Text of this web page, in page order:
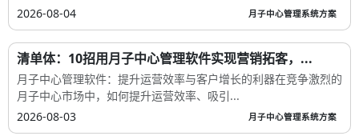
2026-08-04
月子中心管理系统方案
清单体：10招用月子中心管理软件实现营销拓客，...
月子中心管理软件：提升运营效率与客户增长的利器在竞争激烈的
月子中心市场中，如何提升运营效率、吸引...
2026-08-03
月子中心管理系统方案